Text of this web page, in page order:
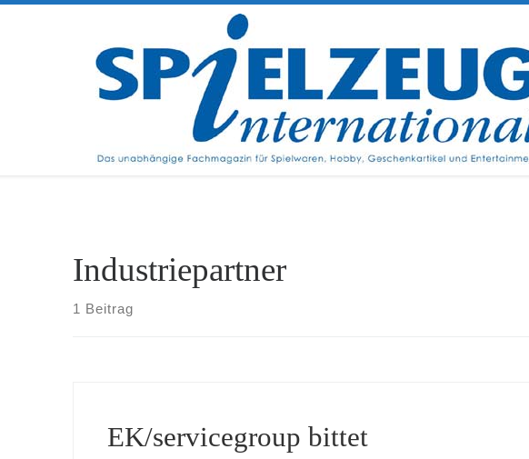
Industriepartner
1 Beitrag
EK/servicegroup bittet